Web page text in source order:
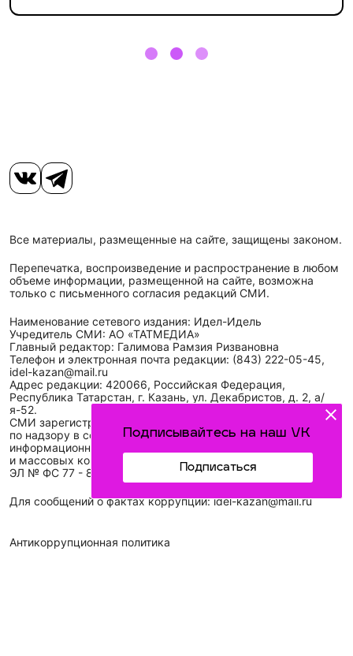
Подписывайтесь на наш VK
Подписаться
Все материалы, размещенные на сайте, защищены законом.
Перепечатка, воспроизведение и распространение в любом
объеме информации, размещенной на сайте, возможна
только с письменного согласия редакций СМИ.
Наименование сетевого издания: Идел-Идель
Учредитель СМИ: АО «ТАТМЕДИА»
Главный редактор: Галимова Рамзия Ризвановна
Телефон и электронная почта редакции: (843) 222-05-45,
idel-kazan@mail.ru
Адрес редакции: 420066, Российская Федерация,
Республика Татарстан, г. Казань, ул. Декабристов, д. 2, а/
я-52.
СМИ зарегистрировано Федеральной службой
по надзору в сфере связи,
информационных технологий
и массовых коммуникаций (Роскомнадзор)
ЭЛ № ФС 77 - 89431 от 14.05.2025
Для сообщений о фактах коррупции: idel-kazan@mail.ru
Антикоррупционная политика